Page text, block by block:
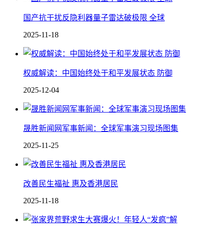
国产抗干扰反隐利器 量子雷达破极限 全球
2025-11-18
权威解读：中国始终处于和平发展状态 防御
2025-12-04
晟胜新闻网军事新闻：全球军事演习现场图集
2025-11-25
改善民生福祉 惠及香港居民
2025-11-18